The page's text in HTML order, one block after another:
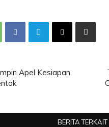
Apel Kesiapan
BERITA TERKAIT